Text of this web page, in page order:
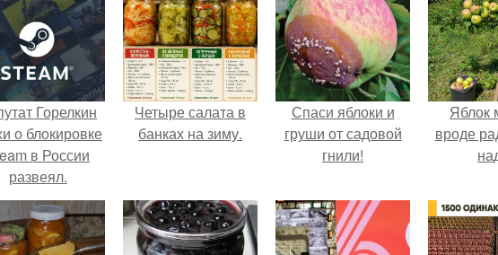
Горелкин
о блокировке
в России
развеял.
Четыре салата в
банках на зиму.
Спаси яблоки и
груши от садовой
гнили!
Яблок
вроде